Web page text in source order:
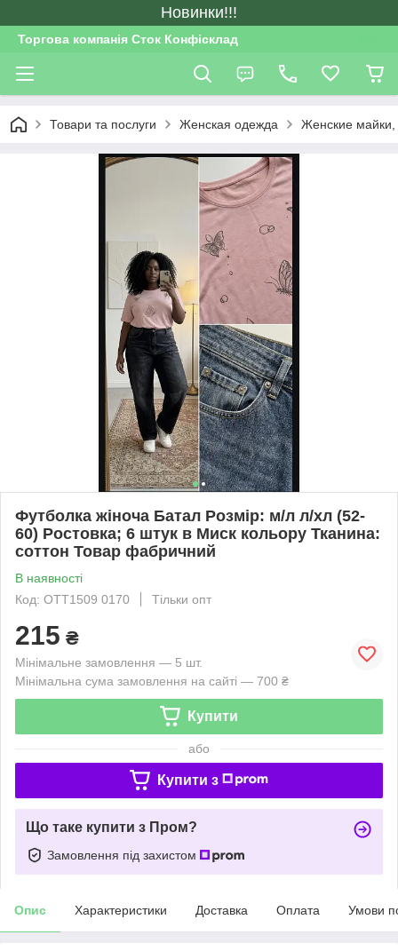
Новинки!!!
Торгова компанія Сток Конфісклад
Товари та послуги Женская одежда Женские майки,
Футболка жіноча Батал Розмір: м/л л/хл (52-
60) Ростовка; 6 штук в Миск кольору Тканина:
соттон Товар фабричний
В наявності
Код: OTT1509 0170
Тільки опт
215 ₴
Мінімальне замовлення — 5 шт.
Мінімальна сума замовлення на сайті — 700 ₴
Купити
або
Купити з
Що таке купити з Пром?
Замовлення під захистом
Опис Характеристики Доставка Оплата Умови